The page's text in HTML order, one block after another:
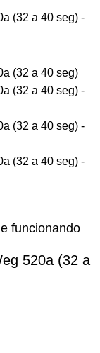
funcionando
520a (32 a